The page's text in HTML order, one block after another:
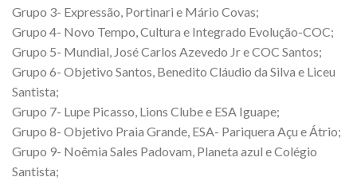
Grupo 3- Expressão, Portinari e Mário Covas;
Grupo 4- Novo Tempo, Cultura e Integrado Evolução-COC;
Grupo 5- Mundial, José Carlos Azevedo Jr e COC Santos;
Grupo 6- Objetivo Santos, Benedito Cláudio da Silva e Liceu
Santista;
Grupo 7- Lupe Picasso, Lions Clube e ESA Iguape;
Grupo 8- Objetivo Praia Grande, ESA- Pariquera Açu e Átrio;
Grupo 9- Noêmia Sales Padovam, Planeta azul e Colégio
Santista;